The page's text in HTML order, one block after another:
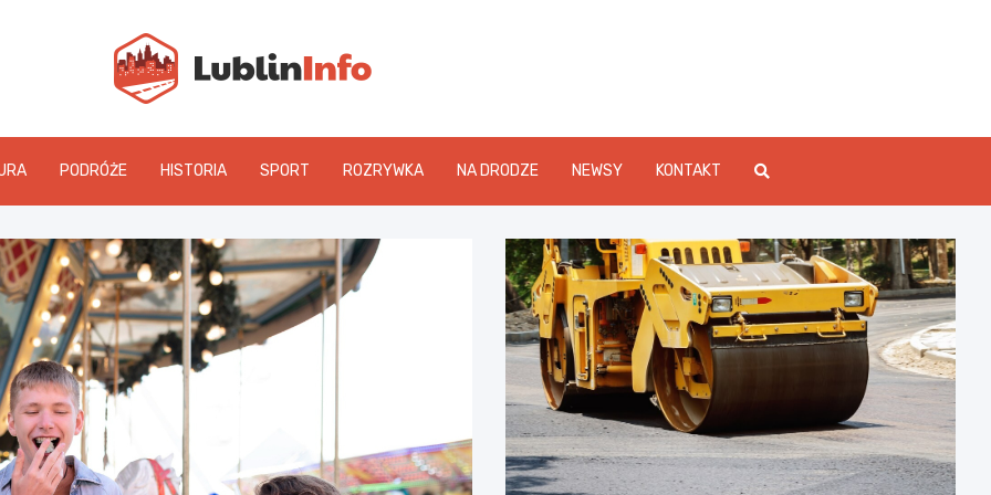
PODRÓŻE HISTORIA SPORT ROZRYWKA NA DRODZE NEWSY KONTAKT